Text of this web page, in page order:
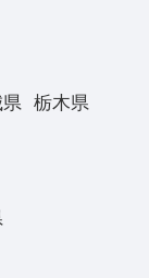
栃木県